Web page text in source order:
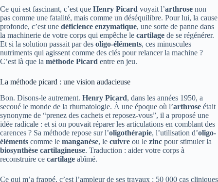
Ce qui est fascinant, c’est que Henry Picard voyait l’arthrose non
pas comme une fatalité, mais comme un déséquilibre. Pour lui, la cause
profonde, c’est une déficience enzymatique, une sorte de panne dans
la machinerie de votre corps qui empêche le cartilage de se régénérer.
Et si la solution passait par des oligo-éléments, ces minuscules
nutriments qui agissent comme des clés pour relancer la machine ?
C’est là que la méthode Picard entre en jeu.
La méthode picard : une vision audacieuse
Bon. Disons-le autrement. Henry Picard, dans les années 1950, a
secoué le monde de la rhumatologie. À une époque où l’arthrose était
synonyme de “prenez des cachets et reposez-vous”, il a proposé une
idée radicale : et si on pouvait réparer les articulations en comblant des
carences ? Sa méthode repose sur l’oligothérapie, l’utilisation d’oligo-
éléments comme le manganèse, le cuivre ou le zinc pour stimuler la
biosynthèse cartilagineuse. Traduction : aider votre corps à
reconstruire ce cartilage abîmé.
Ce qui m’a frappé, c’est l’ampleur de ses travaux : 50 000 cas cliniques